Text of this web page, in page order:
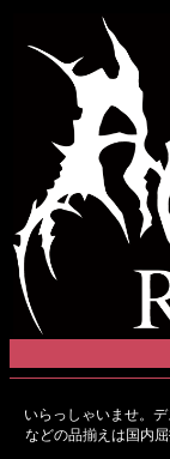
いらっしゃいませ。
などの品揃えは国内